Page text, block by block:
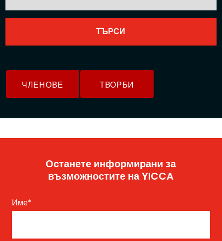
ЧЛЕНОВЕ ТВОРБИ
Останете информирани за
възможностите на YICCA
Име*